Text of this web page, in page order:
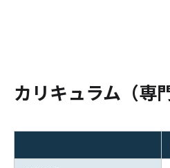
カリキュラム（専